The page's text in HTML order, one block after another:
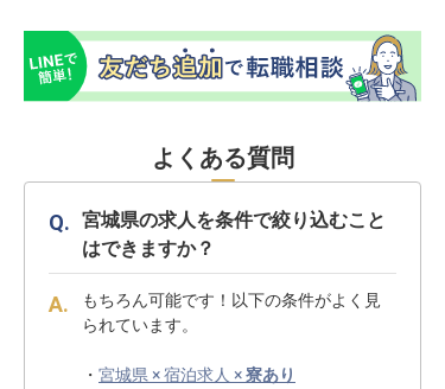
よくある質問
宮城県の求人を条件で絞り込むこと
はできますか？
もちろん可能です！以下の条件がよく見
られています。
・ 宮城県 × 宿泊求人 ×寮あり